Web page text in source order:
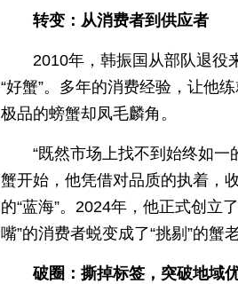
转变：从消费者到供应者
2010年，韩振国从部队退役
“好蟹”。多年的消费经验，让他
极品的螃蟹却凤毛麟角。
“既然市场上找不到始终如
蟹开始，他凭借对品质的执着，
的“蓝海”。2024年，他正式创立
嘴”的消费者蜕变成了“挑剔”的蟹老
破圈：撕掉标签，突破地域